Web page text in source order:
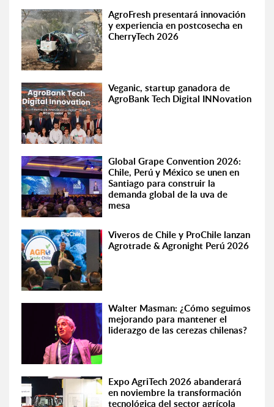
AgroFresh presentará innovación
y experiencia en postcosecha en
CherryTech 2026
Veganic, startup ganadora de
AgroBank Tech Digital INNovation
Global Grape Convention 2026:
Chile, Perú y México se unen en
Santiago para construir la
demanda global de la uva de
mesa
Viveros de Chile y ProChile lanzan
Agrotrade & Agronight Perú 2026
Walter Masman: ¿Cómo seguimos
mejorando para mantener el
liderazgo de las cerezas chilenas?
Expo AgriTech 2026 abanderará
en noviembre la transformación
tecnológica del sector agrícola